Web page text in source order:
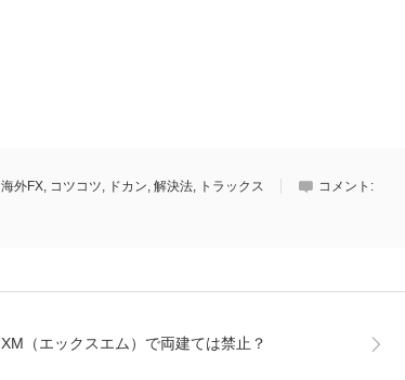
海外FX コツコツ ドカン 解決法 トラックス
コメント:
XM（エックスエム）で両建ては禁止？